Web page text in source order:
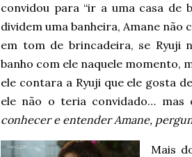
convidou para “ir a uma casa de
dividem uma banheira, Amane não
em tom de brincadeira, se Ryuji
banho com ele naquele momento,
ele contara a Ryuji que ele gosta
ele não o teria convidado… mas
conhecer e entender Amane,
Mais